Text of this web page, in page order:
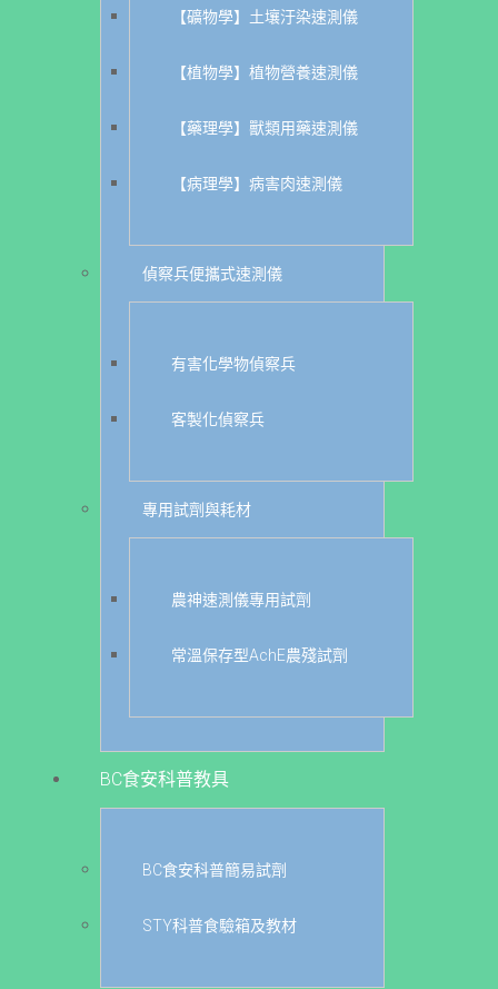
【礦物學】土壤汙染速測儀
【植物學】植物營養速測儀
【藥理學】獸類用藥速測儀
【病理學】病害肉速測儀
偵察兵便攜式速測儀
有害化學物偵察兵
客製化偵察兵
專用試劑與耗材
農神速測儀專用試劑
常溫保存型AchE農殘試劑
BC食安科普教具
BC食安科普簡易試劑
STY科普食驗箱及教材